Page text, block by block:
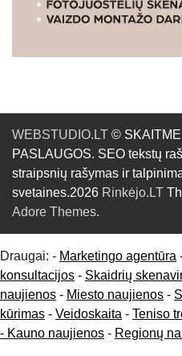
WEBSTUDIO.LT ©
PASLAUGOS. SEO tekstų
straipsnių rašymas ir
svetaines.2026 Rinkėjo.LT
Adore Themes.
Draugai: - Marketingo agentūra
konsultacijos - Skaidrių
naujienos - Miesto naujienos -
kūrimas - Veidoskaita - Teniso
- Kauno naujienos - Regionų